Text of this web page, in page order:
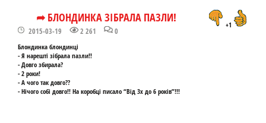
➦ БЛОНДИНКА ЗІБРАЛА ПАЗЛИ!
2015-03-19 2 261 0
+1
Блондинка блондинці
- Я нарешті зібрала пазли!!
- Довго збирала?
- 2 роки!
- А чого так довго??
- Нічого собі довго!! На коробці писало “Від 3х до 6 років”!!!